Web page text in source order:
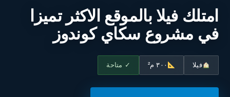
امتلك فيلا بالموقع الاكثر تميزا
في مشروع سكاي كوندوز
فيلا ٣٠٠ م² ✓ متاحة